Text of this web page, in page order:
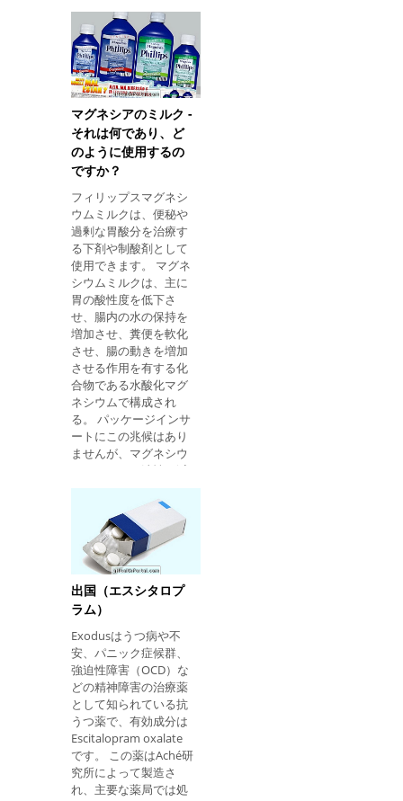
の突然の発生を含む。
リタリンは記憶と研究
に適していますか？ リ
タリンは学習期間中の
記憶と集中を刺激する
ために、この薬を有名
な知能検査薬と呼んで
いる学生の間では人気
がありますが、この治
療法が健康な人にこの
ような有
Altroz、Constantまた
はPleasureとして商業
的に知られており、
0.25mg、0.5mg、1mg
および2mgの用量で見
出すことができる。 価
格帯 アルプラゾラムの
価格は5〜40レアで、
薬局で購入することが
でき、処方箋が必要で
す。 取る方法 アルプラ
ゾラムの投与量は、治
療するために問題に依
存するため、医師が指
示しなければならない
が、 不安： 1日3回、
0.25mgと0.5mgの間の
用量で、1日4mgの最
大用量を超えることは
ありません。 パニック
症候群： 0.5mgと3mg
との間の用量を1日3回
服用し、1日当たり最
大用量10mgを超える
ことはない。 この薬は
あなたがそれを取った
後約1時間与えられま
す。 副作用 アルプラゾ
ラムの最も一般的な副
作用は、便秘、うつ
病、記憶変化、不安、
振戦、めまい、眠気、
意識喪失、運動協調の
欠如、睡眠障害、頭
痛、錯乱、激しい疲
労、過敏性、視力
マグネシアのミルク -
それは何であり、ど
のように使用するの
ですか？
フィリップスマグネシ
ウムミルクは、便秘や
過剰な胃酸分を治療す
る下剤や制酸剤として
使用できます。 マグネ
シウムミルクは、主に
胃の酸性度を低下さ
せ、腸内の水の保持を
増加させ、糞便を軟化
させ、腸の動きを増加
させる作用を有する化
合物である水酸化マグ
ネシウムで構成され
る。 パッケージインサ
ートにこの兆候はあり
ませんが、マグネシウ
ムミルクは、油性を減
らし、皮膚の細菌と戦
うために使用されるこ
とがあり、肌をつや消
しに保ち、痛みを排除
するのに役立ちます。
適応症 マグネシウムミ
ルクは、便秘の治療、
胸焼けの軽減、消化不
子供の胃の過度の酸性
度の治療に適応されて
います。 価格帯 マグネ
シウムミルクの価格は
約12レアで、薬局やオ
ンライン薬局で購入で
きます。 この製品は、
元のバージョンまたは
ミントバージョンで購
入することができ、処
出国（エスシタロプ
ラム）
Exodusはうつ病や不
安、パニック症候群、
強迫性障害（OCD）な
どの精神障害の治療薬
として知られている抗
うつ薬で、有効成分は
Escitalopram oxalate
です。 この薬はAché研
究所によって製造さ
れ、主要な薬局では処